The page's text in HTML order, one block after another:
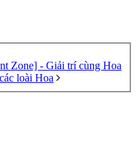
Zone] - Giải trí cùng Hoa
loài Hoa